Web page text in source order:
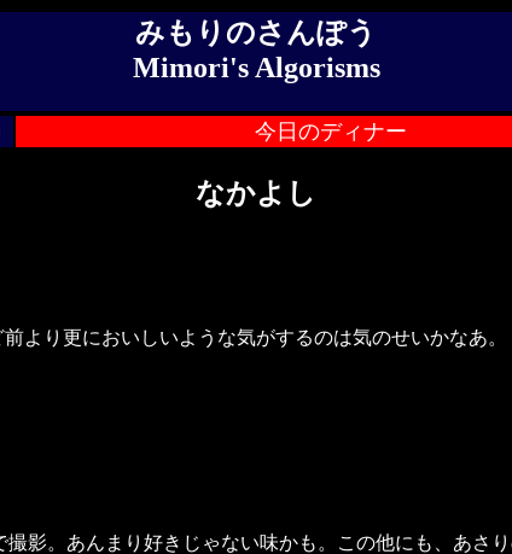
みもりのさんぽう
Mimori's Algorisms
今日のディナー
なかよし
り更においしいような気がするのは気のせいかなあ。
影。あんまり好きじゃない味かも。この他にも、あさ